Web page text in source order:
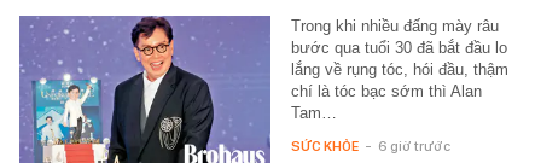
Trong khi nhiều đấng mày râu
bước qua tuổi 30 đã bắt đầu lo
lắng về rụng tóc, hói đầu, thậm
chí là tóc bạc sớm thì Alan
Tam…
SỨC KHỎE - 6 giờ trước